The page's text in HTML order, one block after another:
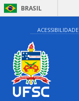
BRASIL
ACESSIBILIDADE